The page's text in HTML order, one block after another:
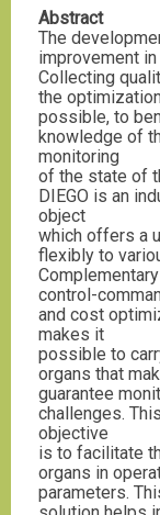
Abstract
The
improvement
Collecting
the
possible, to
knowledge of
monitoring
of the state of
DIEGO is an
object
which offers a
flexibly to
control-
and cost
makes it
possible to
organs that
guarantee
challenges.
objective
is to facilitate
organs in
parameters.